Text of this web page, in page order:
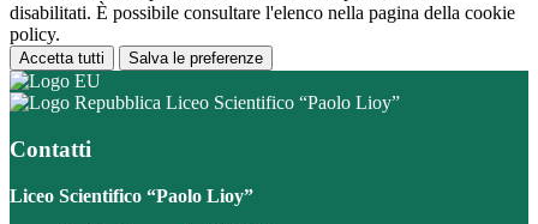
disabilitati. È possibile consultare l'elenco nella pagina della cookie
policy.
Accetta tutti Salva le preferenze
Liceo Scientifico “Paolo Lioy”
Contatti
Liceo Scientifico “Paolo Lioy”